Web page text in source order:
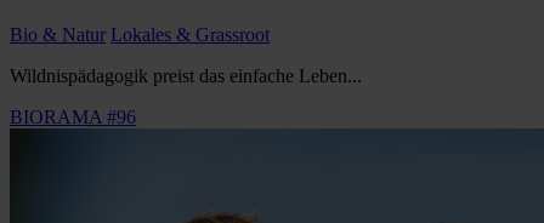
Bio & Natur Lokales & Grassroot
Wildnispädagogik preist das einfache Leben...
BIORAMA #96